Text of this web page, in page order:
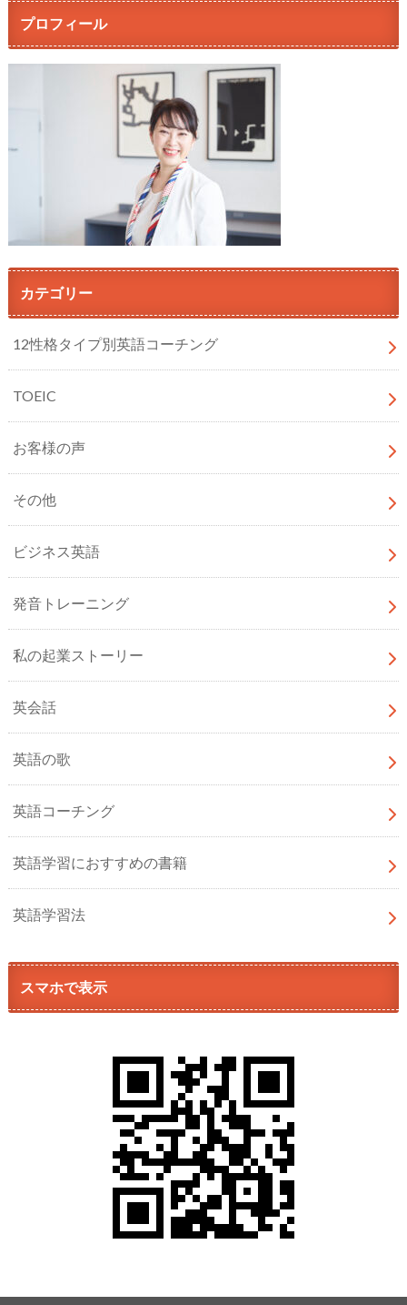
プロフィール
カテゴリー
12性格タイプ別英語コーチング
TOEIC
お客様の声
その他
ビジネス英語
発音トレーニング
私の起業ストーリー
英会話
英語の歌
英語コーチング
英語学習におすすめの書籍
英語学習法
スマホで表示